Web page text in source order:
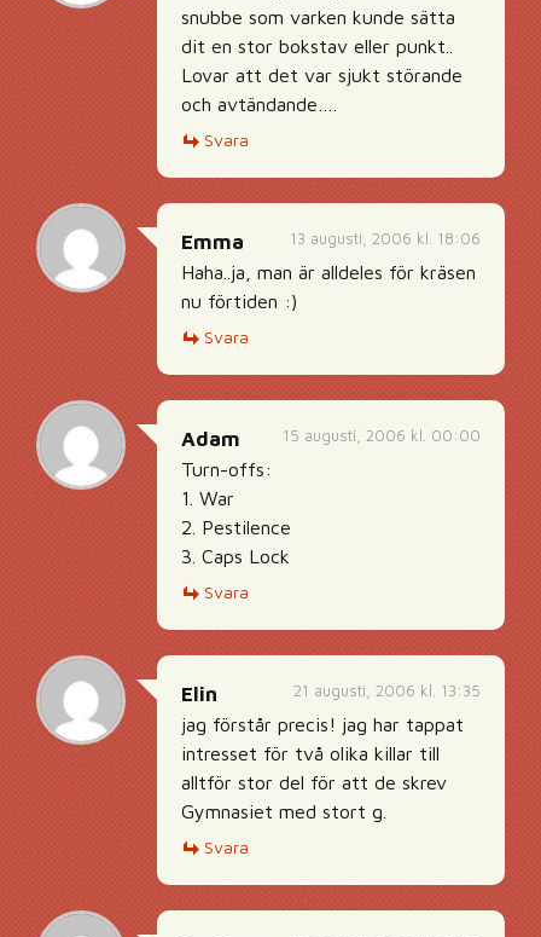
snubbe som varken kunde sätta
dit en stor bokstav eller punkt..
Lovar att det var sjukt störande
och avtändande….
Svara
13 augusti, 2006 kl. 18:06
Emma
Haha..ja, man är alldeles för kräsen
nu förtiden :)
Svara
15 augusti, 2006 kl. 00:00
Adam
Turn-offs:
1. War
2. Pestilence
3. Caps Lock
Svara
21 augusti, 2006 kl. 13:35
Elin
jag förstår precis! jag har tappat
intresset för två olika killar till
alltför stor del för att de skrev
Gymnasiet med stort g.
Svara